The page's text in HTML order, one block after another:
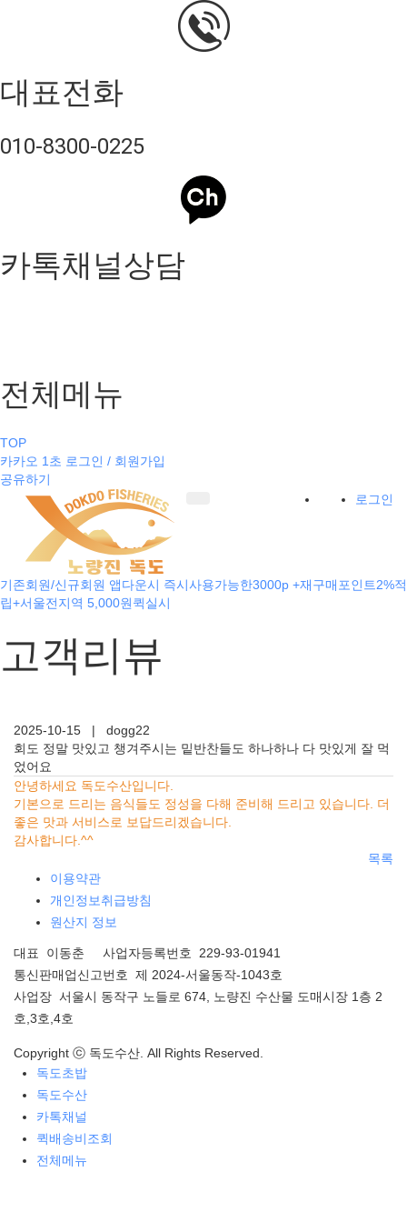
대표전화
010-8300-0225
카톡채널상담
전체메뉴
TOP
카카오 1초 로그인 / 회원가입
공유하기
로그인
기존회원/신규회원 앱다운시 즉시사용가능한3000p +재구매포인트2%적
립+서울전지역 5,000원퀵실시
고객리뷰
2025-10-15 |
dogg22
회도 정말 맛있고 챙겨주시는 밑반찬들도 하나하나 다 맛있게 잘 먹
었어요
안녕하세요 독도수산입니다.
기본으로 드리는 음식들도 정성을 다해 준비해 드리고 있습니다. 더
좋은 맛과 서비스로 보답드리겠습니다.
감사합니다.^^
목록
이용약관
개인정보취급방침
원산지 정보
대표 이동춘 사업자등록번호 229-93-01941
통신판매업신고번호 제 2024-서울동작-1043호
사업장 서울시 동작구 노들로 674, 노량진 수산물 도매시장 1층 2
호,3호,4호
Copyright ⓒ 독도수산. All Rights Reserved.
독도초밥
독도수산
카톡채널
퀵배송비조회
전체메뉴